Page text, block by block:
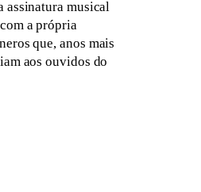
assinatura musical
a própria
que, anos mais
aos ouvidos do